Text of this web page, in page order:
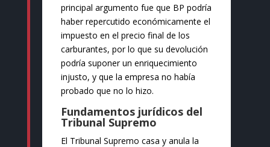
principal argumento fue que BP podría
haber repercutido económicamente el
impuesto en el precio final de los
carburantes, por lo que su devolución
podría suponer un enriquecimiento
injusto, y que la empresa no había
probado que no lo hizo.
Fundamentos jurídicos del
Tribunal Supremo
El Tribunal Supremo casa y anula la